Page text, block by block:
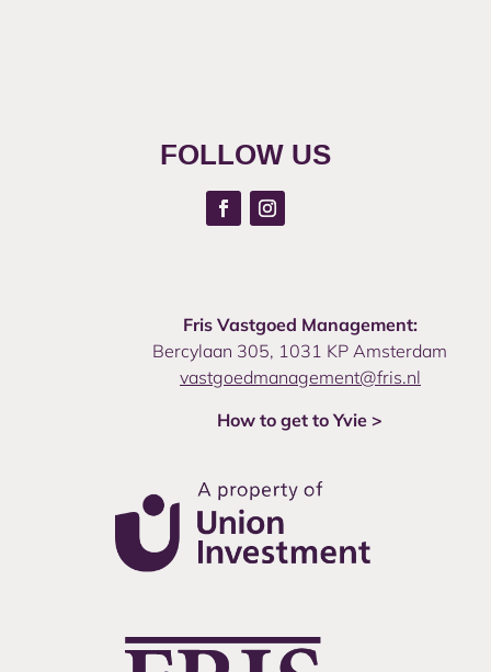
FOLLOW US
Fris Vastgoed Management:
Bercylaan 305, 1031 KP Amsterdam
vastgoedmanagement@fris.nl
How to get to Yvie >